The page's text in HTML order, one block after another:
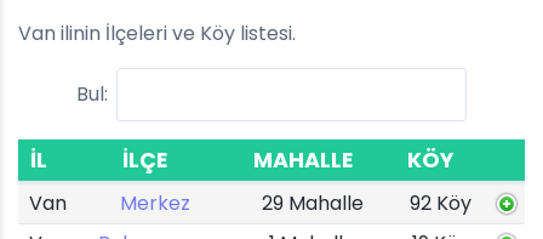
Van ilinin İlçeleri ve Köy listesi.
Bul:
İL İLÇE MAHALLE KÖY
Van Merkez 29 Mahalle
92 Köy